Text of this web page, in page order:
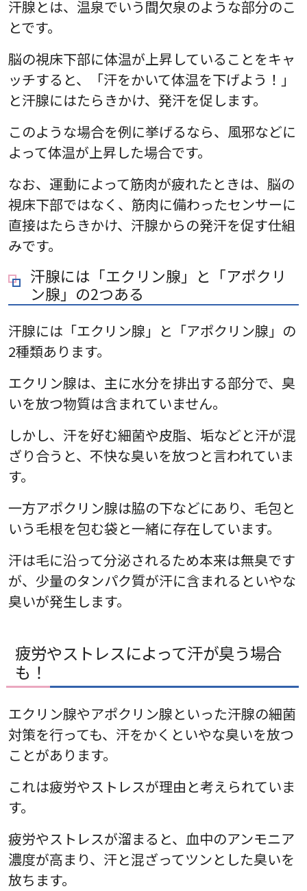
汗腺とは、温泉でいう間欠泉のような部分のこ
とです。
脳の視床下部に体温が上昇していることをキャ
ッチすると、「汗をかいて体温を下げよう！」
と汗腺にはたらきかけ、発汗を促します。
このような場合を例に挙げるなら、風邪などに
よって体温が上昇した場合です。
なお、運動によって筋肉が疲れたときは、脳の
視床下部ではなく、筋肉に備わったセンサーに
直接はたらきかけ、汗腺からの発汗を促す仕組
みです。
汗腺には「エクリン腺」と「アポクリ
ン腺」の2つある
汗腺には「エクリン腺」と「アポクリン腺」の
2種類あります。
エクリン腺は、主に水分を排出する部分で、臭
いを放つ物質は含まれていません。
しかし、汗を好む細菌や皮脂、垢などと汗が混
ざり合うと、不快な臭いを放つと言われていま
す。
一方アポクリン腺は脇の下などにあり、毛包と
いう毛根を包む袋と一緒に存在しています。
汗は毛に沿って分泌されるため本来は無臭です
が、少量のタンパク質が汗に含まれるといやな
臭いが発生します。
疲労やストレスによって汗が臭う場合
も！
エクリン腺やアポクリン腺といった汗腺の細菌
対策を行っても、汗をかくといやな臭いを放つ
ことがあります。
これは疲労やストレスが理由と考えられていま
す。
疲労やストレスが溜まると、血中のアンモニア
濃度が高まり、汗と混ざってツンとした臭いを
放ちます。